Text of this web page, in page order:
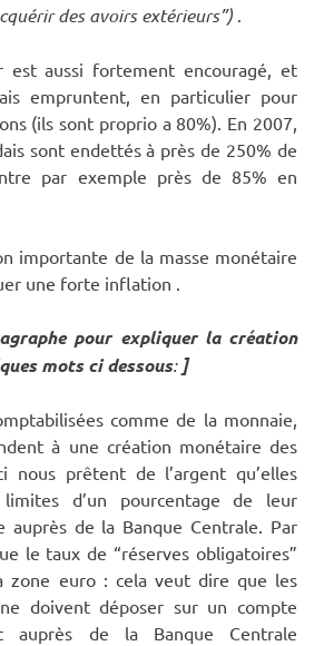
des avoirs extérieurs”)
est aussi fortement encouragé, et
empruntent, en particulier pour
(ils sont proprio a 80%). En 2007,
sont endettés à près de 250% de
par exemple près de 85% en
importante de la masse monétaire
une forte inflation .
pour expliquer la création
mots ci dessous:]
comme de la monnaie,
à une création monétaire des
nous prêtent de l’argent qu’elles
d’un pourcentage de leur
auprès de la Banque Centrale. Par
le taux de “réserves obligatoires”
zone euro : cela veut dire que les
doivent déposer sur un compte
auprès de la Banque Centrale